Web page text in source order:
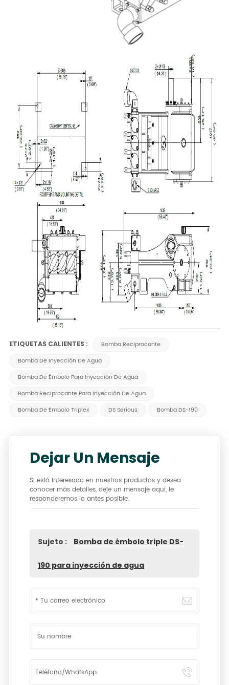
ETIQUETAS CALIENTES :
Bomba Reciprocante
Bomba De Inyección De Agua
Bomba De Émbolo Para Inyección De Agua
Bomba Reciprocante Para Inyección De Agua
Bomba De Émbolo Triplex
DS Serious Bomba DS-190
Dejar Un Mensaje
Si está interesado en nuestros productos y desea
conocer más detalles, deje un mensaje aquí, le
responderemos lo antes posible.
Sujeto : Bomba de émbolo triple DS-
190 para inyección de agua